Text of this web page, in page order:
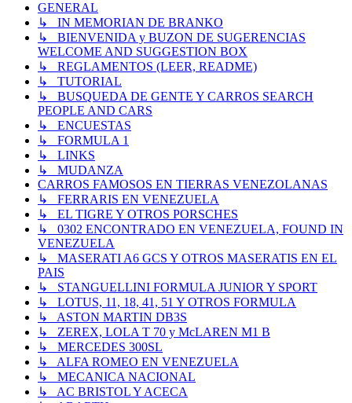
GENERAL
↳ IN MEMORIAN DE BRANKO
↳ BIENVENIDA y BUZON DE SUGERENCIAS
WELCOME AND SUGGESTION BOX
↳ REGLAMENTOS (LEER, README)
↳ TUTORIAL
↳ BUSQUEDA DE GENTE Y CARROS SEARCH
PEOPLE AND CARS
↳ ENCUESTAS
↳ FORMULA 1
↳ LINKS
↳ MUDANZA
CARROS FAMOSOS EN TIERRAS VENEZOLANAS
↳ FERRARIS EN VENEZUELA
↳ EL TIGRE Y OTROS PORSCHES
↳ 0302 ENCONTRADO EN VENEZUELA, FOUND IN
VENEZUELA
↳ MASERATI A6 GCS Y OTROS MASERATIS EN EL
PAIS
↳ STANGUELLINI FORMULA JUNIOR Y SPORT
↳ LOTUS, 11, 18, 41, 51 Y OTROS FORMULA
↳ ASTON MARTIN DB3S
↳ ZEREX, LOLA T 70 y McLAREN M1 B
↳ MERCEDES 300SL
↳ ALFA ROMEO EN VENEZUELA
↳ MECANICA NACIONAL
↳ AC BRISTOL Y ACECA